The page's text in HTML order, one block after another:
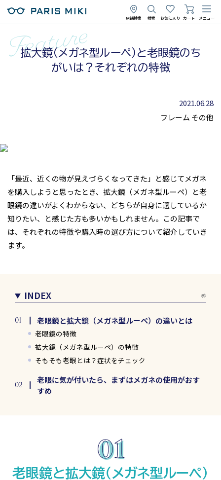
店舗検索 検索 お気に入り カート メニュー
拡大鏡（メガネ型ルーペ）と老眼鏡のち
がいは？それぞれの特徴
2021.06.28
フレーム その他
「最近、近くの物が見えづらくなってきた」と感じてメガネ
を購入しようと思ったとき、拡大鏡（メガネ型ルーペ）と老
眼鏡の違いがよくわからない、どちらが自身に適しているか
知りたい、と感じた方も多いかもしれません。この記事で
は、それぞれの特徴や購入時の選び方について紹介していき
ます。
INDEX
老眼鏡と拡大鏡（メガネ型ルーペ）の違いとは
老眼鏡の特徴
拡大鏡（メガネ型ルーペ）の特徴
そもそも老眼とは？症状をチェック
老眼に気が付いたら、まずはメガネの使用がおす
すめ
老眼鏡と拡大鏡（メガネ型ルーペ）